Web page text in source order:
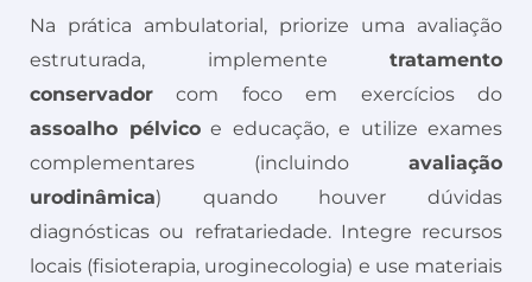
Na prática ambulatorial, priorize uma avaliação
estruturada, implemente tratamento
conservador com foco em exercícios do
assoalho pélvicoe educação, e utilize exames
complementares (incluindo avaliação
urodinâmica) quando houver dúvidas
diagnósticas ou refratariedade. Integre recursos
locais (fisioterapia, uroginecologia) e use materiais